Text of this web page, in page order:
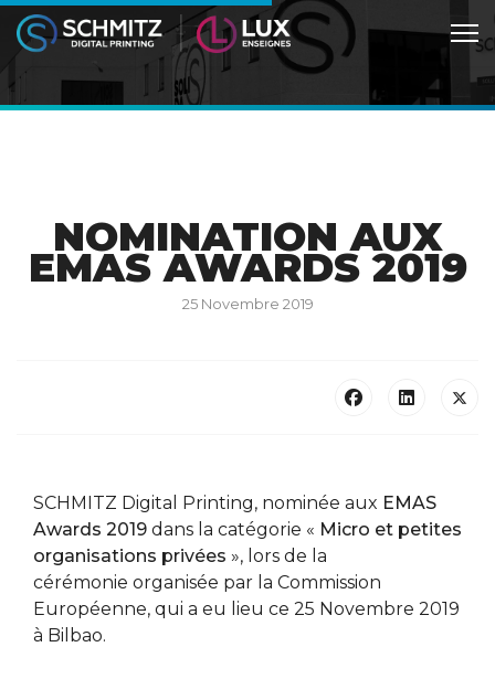
NOMINATION AUX
EMAS AWARDS 2019
25 Novembre 2019
SCHMITZ Digital Printing, nominée aux EMAS
Awards 2019 dans la catégorie « Micro et petites
organisations privées », lors de la
cérémonie organisée par la Commission
Européenne, qui a eu lieu ce 25 Novembre 2019
à Bilbao.